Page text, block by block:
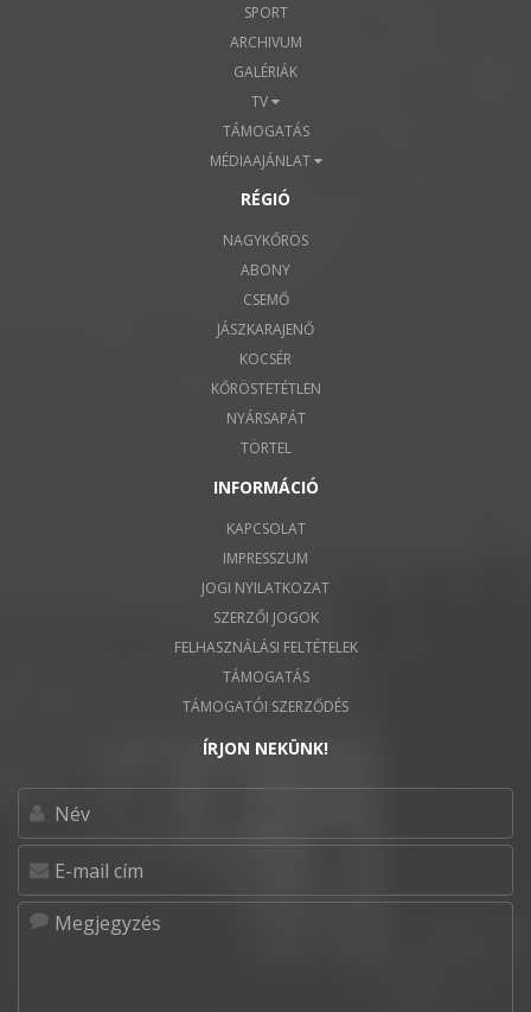
SPORT
ARCHIVUM
GALÉRIÁK
TV
TÁMOGATÁS
MÉDIAAJÁNLAT
RÉGIÓ
NAGYKŐRÖS
ABONY
CSEMŐ
JÁSZKARAJENŐ
KOCSÉR
KŐRÖSTETÉTLEN
NYÁRSAPÁT
TÖRTEL
INFORMÁCIÓ
KAPCSOLAT
IMPRESSZUM
JOGI NYILATKOZAT
SZERZŐI JOGOK
FELHASZNÁLÁSI FELTÉTELEK
TÁMOGATÁS
TÁMOGATÓI SZERZŐDÉS
ÍRJON NEKÜNK!